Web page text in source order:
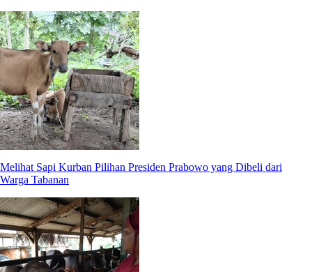
Melihat Sapi Kurban Pilihan Presiden Prabowo yang Dibeli dari
Warga Tabanan